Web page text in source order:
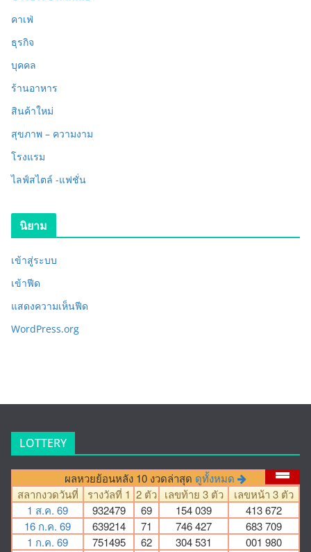
คาเฟ่
ธุรกิจ
บุคคล
ร้านอาหาร
สินค้าใหม่
สุขภาพ – ความงาม
โรงแรม
ไลฟ์สไตล์ -แฟชั่น
นิยาม
เข้าสู่ระบบ
เข้าฟีด
แสดงความเห็นฟีด
WordPress.org
LOTTERY